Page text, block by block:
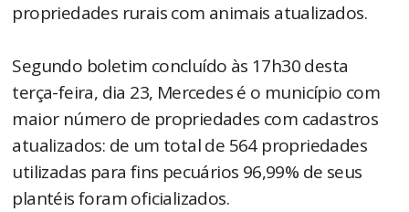
propriedades rurais com animais atualizados.
Segundo boletim concluído às 17h30 desta
terça-feira, dia 23, Mercedes é o município com
maior número de propriedades com cadastros
atualizados: de um total de 564 propriedades
utilizadas para fins pecuários 96,99% de seus
plantéis foram oficializados.